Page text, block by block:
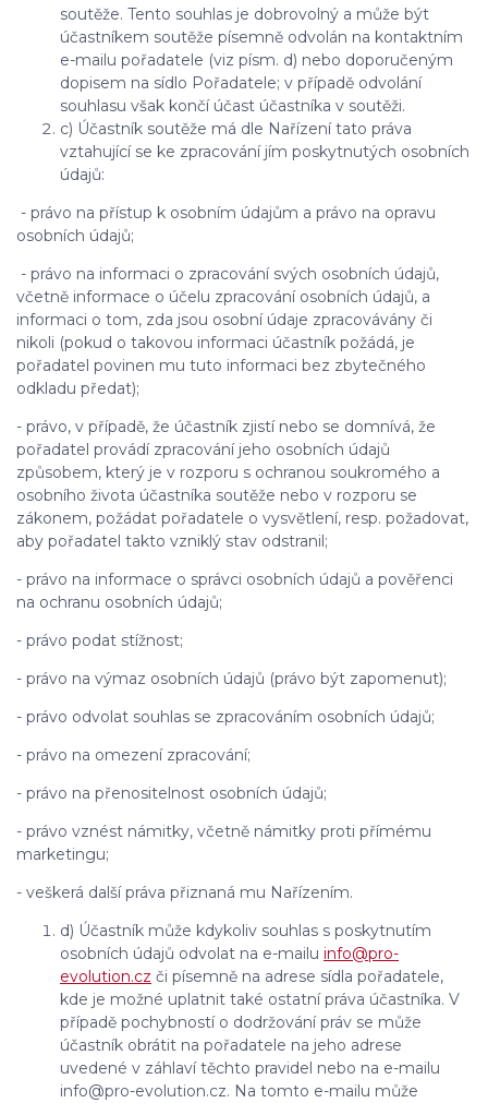
soutěže. Tento souhlas je dobrovolný a může být
účastníkem soutěže písemně odvolán na kontaktním
e-mailu pořadatele (viz písm. d) nebo doporučeným
dopisem na sídlo Pořadatele; v případě odvolání
souhlasu však končí účast účastníka v soutěži.
c) Účastník soutěže má dle Nařízení tato práva
vztahující se ke zpracování jím poskytnutých osobních
údajů:
- právo na přístup k osobním údajům a právo na opravu
osobních údajů;
- právo na informaci o zpracování svých osobních údajů,
včetně informace o účelu zpracování osobních údajů, a
informaci o tom, zda jsou osobní údaje zpracovávány či
nikoli (pokud o takovou informaci účastník požádá, je
pořadatel povinen mu tuto informaci bez zbytečného
odkladu předat);
- právo, v případě, že účastník zjistí nebo se domnívá, že
pořadatel provádí zpracování jeho osobních údajů
způsobem, který je v rozporu s ochranou soukromého a
osobního života účastníka soutěže nebo v rozporu se
zákonem, požádat pořadatele o vysvětlení, resp. požadovat,
aby pořadatel takto vzniklý stav odstranil;
- právo na informace o správci osobních údajů a pověřenci
na ochranu osobních údajů;
- právo podat stížnost;
- právo na výmaz osobních údajů (právo být zapomenut);
- právo odvolat souhlas se zpracováním osobních údajů;
- právo na omezení zpracování;
- právo na přenositelnost osobních údajů;
- právo vznést námitky, včetně námitky proti přímému
marketingu;
- veškerá další práva přiznaná mu Nařízením.
d) Účastník může kdykoliv souhlas s poskytnutím
osobních údajů odvolat na e-mailu info@pro-
evolution.cz či písemně na adrese sídla pořadatele,
kde je možné uplatnit také ostatní práva účastníka. V
případě pochybností o dodržování práv se může
účastník obrátit na pořadatele na jeho adrese
uvedené v záhlaví těchto pravidel nebo na e-mailu
info@pro-evolution.cz. Na tomto e-mailu může